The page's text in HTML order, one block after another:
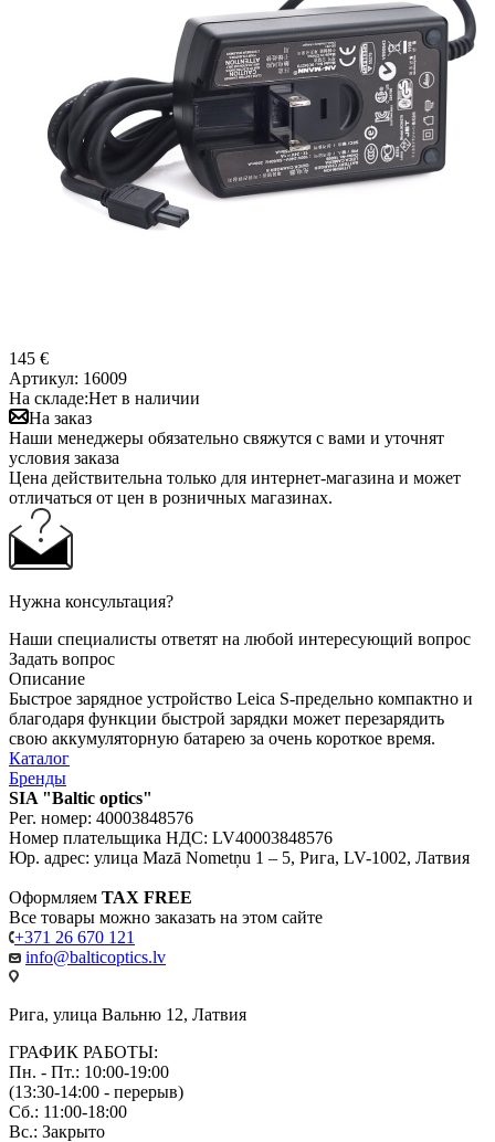
145 €
Артикул: 16009
На складе:Нет в наличии
На заказ
Наши менеджеры обязательно свяжутся с вами и уточнят
условия заказа
Цена действительна только для интернет-магазина и может
отличаться от цен в розничных магазинах.
Нужна консультация?
Наши специалисты ответят на любой интересующий вопрос
Задать вопрос
Описание
Быстрое зарядное устройство Leica S-предельно компактно и
благодаря функции быстрой зарядки может перезарядить
свою аккумуляторную батарею за очень короткое время.
Каталог
Бренды
SIA "Baltic optics"
Рег. номер: 40003848576
Номер плательщика НДС: LV40003848576
Юр. адрес: улица Mazā Nometņu 1 – 5, Рига, LV-1002, Латвия
Оформляем TAX FREE
Все товары можно заказать на этом сайте
+371 26 670 121
info@balticoptics.lv
Рига, улица Вальню 12, Латвия
ГРАФИК РАБОТЫ:
Пн. - Пт.: 10:00-19:00
(13:30-14:00 - перерыв)
Сб.: 11:00-18:00
Вс.: Закрыто